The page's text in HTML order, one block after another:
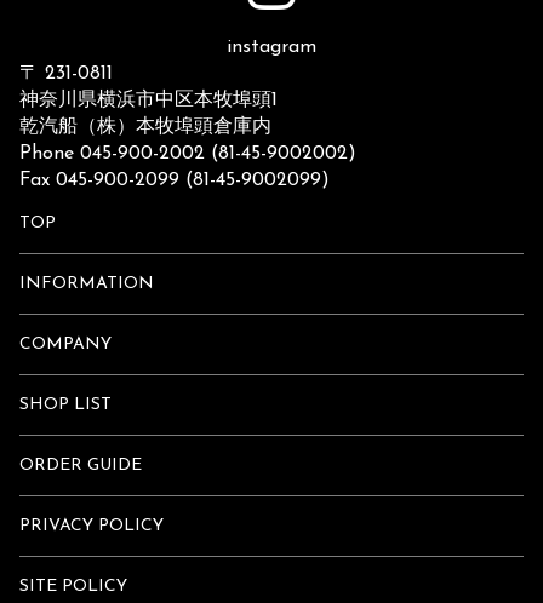
instagram
〒 231-0811
神奈川県横浜市中区本牧埠頭1
乾汽船（株）本牧埠頭倉庫内
Phone 045-900-2002 (81-45-9002002)
Fax 045-900-2099 (81-45-9002099)
TOP
INFORMATION
COMPANY
SHOP LIST
ORDER GUIDE
PRIVACY POLICY
SITE POLICY